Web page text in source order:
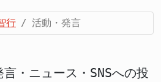
行 活動・発言
・ニュース・SNSへの投